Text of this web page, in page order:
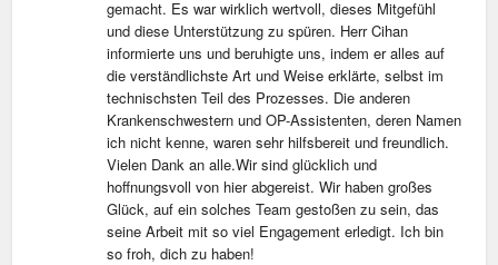
gemacht. Es war wirklich wertvoll, dieses Mitgefühl
und diese Unterstützung zu spüren. Herr Cihan
informierte uns und beruhigte uns, indem er alles auf
die verständlichste Art und Weise erklärte, selbst im
technischsten Teil des Prozesses. Die anderen
Krankenschwestern und OP-Assistenten, deren Namen
ich nicht kenne, waren sehr hilfsbereit und freundlich.
Vielen Dank an alle.Wir sind glücklich und
hoffnungsvoll von hier abgereist. Wir haben großes
Glück, auf ein solches Team gestoßen zu sein, das
seine Arbeit mit so viel Engagement erledigt. Ich bin
so froh, dich zu haben!